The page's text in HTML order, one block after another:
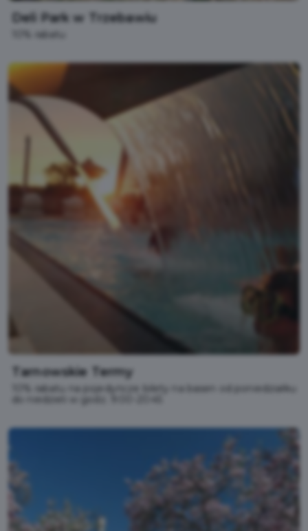
Deli Park w Trzebawiu
10% rabatu
Tarnowskie Termy
10% rabatu na pojedyńcze bilety na basen od poniedziałku